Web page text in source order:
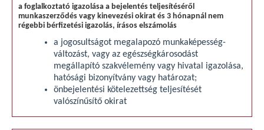
a jogosultságot megalapozó munkaképesség-
változást, vagy az egészségkárosodást
megállapító szakvélemény vagy hivatal igazolása,
hatósági bizonyítvány vagy határozat;
önbejelentési kötelezettség teljesítését
valószínűsítő okirat